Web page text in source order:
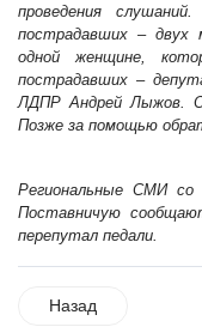
проведения
пострадавших – двух
одной женщине,
пострадавших –
ЛДПР Андрей Лыжов.
Позже за помощью
Региональные СМИ со
Поставничую
перепутал педали.
Назад